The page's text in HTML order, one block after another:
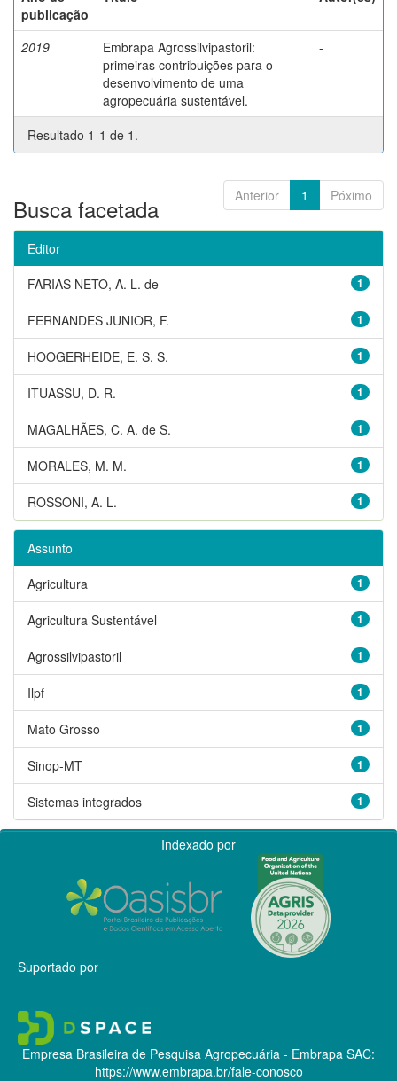
publicação
2019
Embrapa Agrossilvipastoril:
primeiras contribuições para o
desenvolvimento de uma
agropecuária sustentável.
-
Resultado 1-1 de 1.
Anterior 1 Póximo
Busca facetada
Editor
1
FARIAS NETO, A. L. de
1
FERNANDES JUNIOR, F.
1
HOOGERHEIDE, E. S. S.
1
ITUASSU, D. R.
1
MAGALHÃES, C. A. de S.
1
MORALES, M. M.
1
ROSSONI, A. L.
Assunto
1
Agricultura
1
Agricultura Sustentável
1
Agrossilvipastoril
1
Ilpf
1
Mato Grosso
1
Sinop-MT
1
Sistemas integrados
Indexado por
Suportado por
Empresa Brasileira de Pesquisa Agropecuária - Embrapa SAC:
https://www.embrapa.br/fale-conosco